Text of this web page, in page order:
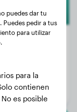
5 años
Perra
puedes dar tu
Puedes pedir a tus
para utilizar
para la
contienen
es posible